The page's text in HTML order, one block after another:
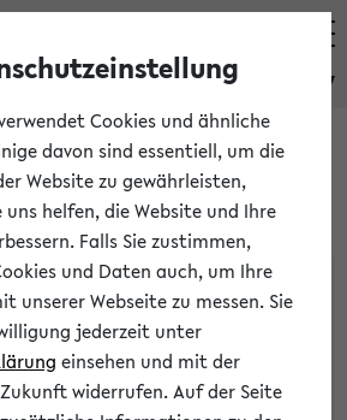
eKVV
Cookies und ähnliche
davon sind essentiell, um die
Website zu gewährleisten,
helfen, die Website und Ihre
Falls Sie zustimmen,
und Daten auch, um Ihre
unserer Webseite zu messen. Sie
jederzeit unter
einsehen und mit der
widerrufen. Auf der Seite